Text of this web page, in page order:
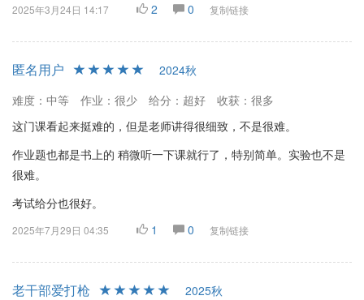
2025年3月24日 14:17 2 0 复制链接
匿名用户
2024秋
难度：中等
作业：很少 给分：超好
收获：很多
这门课看起来挺难的，但是老师讲得很细致，不是很难。
作业题也都是书上的 稍微听一下课就行了，特别简单。实验也不是
很难。
考试给分也很好。
2025年7月29日 04:35 1 0 复制链接
老干部爱打枪
2025秋